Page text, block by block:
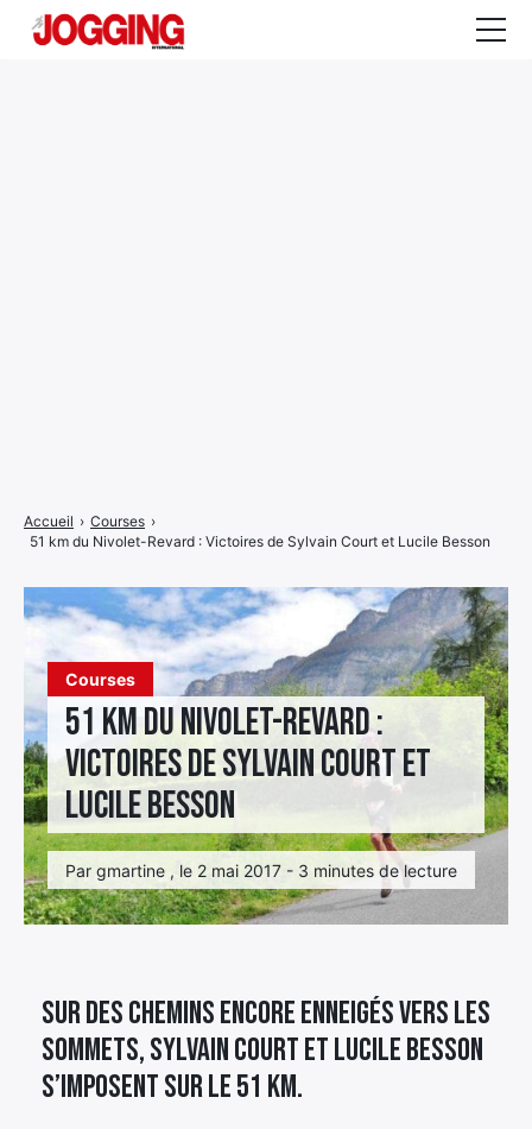
Courses
51 km du Nivolet-Revard :
Victoires de Sylvain Court et
Lucile Besson
Par gmartine , le 2 mai 2017 - 3 minutes de lecture
Accueil › Courses ›
51 km du Nivolet-Revard : Victoires de Sylvain Court et Lucile Besson
Sur des chemins encore enneigés vers les
sommets, Sylvain Court et Lucile Besson
s’imposent sur le 51 km.
de Élément
menu
Élément
de
menu